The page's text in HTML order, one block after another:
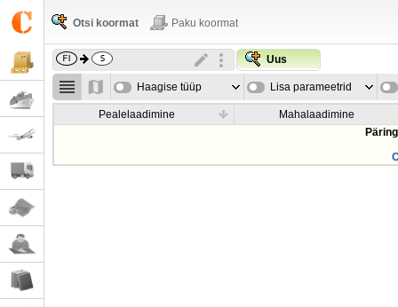
Otsi koormat Paku koormat
Uus
Haagise tüüp Lisa parameetrid
Pealelaadimine
Mahalaadimine